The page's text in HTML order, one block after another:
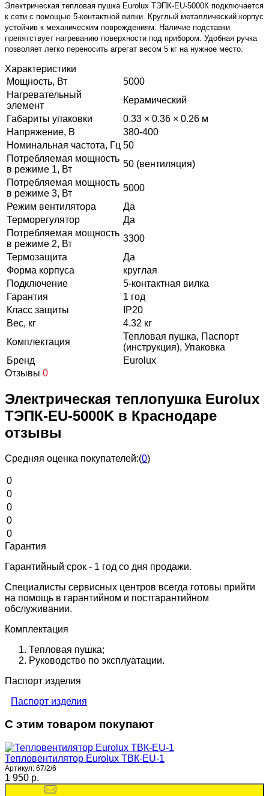
Электрическая тепловая пушка Eurolux ТЭПК-EU-5000К подключается
к сети с помощью 5-контактной вилки.
Круглый металлический корпус
устойчив к механическим повреждениям. Наличие подставки
препятствует нагреванию поверхности под прибором. Удобная ручка
позволяет легко переносить агрегат весом 5 кг на нужное место.
Характеристики
Мощность, Вт
5000
Нагревательный
элемент
Керамический
Габариты упаковки
0.33 × 0.36 × 0.26 м
Напряжение, В
380-400
Номинальная частота, Гц 50
Потребляемая мощность
в режиме 1, Вт
50 (вентиляция)
Потребляемая мощность
в режиме 3, Вт
5000
Режим вентилятора
Да
Терморегулятор
Да
Потребляемая мощность
в режиме 2, Вт
3300
Термозащита
Да
Форма корпуса
круглая
Подключение
5-контактная вилка
Гарантия
1 год
Класс защиты
IP20
Вес, кг
4.32 кг
Комплектация
Тепловая пушка, Паспорт
(инструкция), Упаковка
Бренд
Eurolux
Отзывы 0
Электрическая теплопушка Eurolux
ТЭПК-EU-5000K в Краснодаре
отзывы
Средняя оценка покупателей:(0)
0
0
0
0
0
Гарантия
Гарантийный срок - 1 год со дня продажи.
Специалисты сервисных центров всегда готовы прийти
на помощь в гарантийном и постгарантийном
обслуживании.
Комплектация
Тепловая пушка;
Руководство по эксплуатации.
Паспорт изделия
Паспорт изделия
С этим товаром покупают
Тепловентилятор Eurolux ТВК-EU-1
Артикул: 67/2/6
1 950 p.